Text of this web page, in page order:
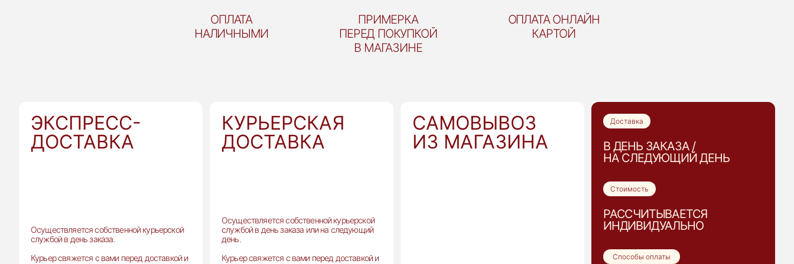
ОПЛАТА
НАЛИЧНЫМИ
ПРИМЕРКА
ПЕРЕД ПОКУПКОЙ
В МАГАЗИНЕ
ОПЛАТА ОНЛАЙН
КАРТОЙ
ЭКСПРЕСС-
ДОСТАВКА
Осуществляется собственной курьерской
службой в день заказа.
Курьер свяжется с вами перед доставкой и
КУРЬЕРСКАЯ
ДОСТАВКА
Осуществляется собственной курьерской
службой в день заказа или на следующий
день.
Курьер свяжется с вами перед доставкой и
САМОВЫВОЗ
ИЗ МАГАЗИНА
Доставка
В ДЕНЬ ЗАКАЗА /
НА СЛЕДУЮЩИЙ ДЕНЬ
Стоимость
РАССЧИТЫВАЕТСЯ
ИНДИВИДУАЛЬНО
Способы оплаты